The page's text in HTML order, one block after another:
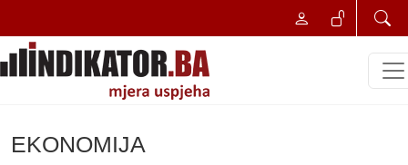
EKONOMIJA